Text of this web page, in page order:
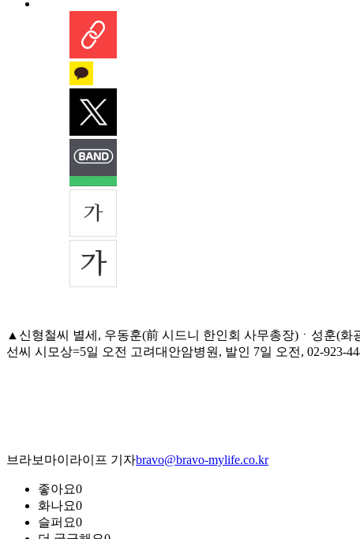
▲신형철씨 별세, 우동훈(前 시드니 한인회 사무총장)ㆍ성훈(
선씨 시모상=5일 오전 고려대안암병원, 발인 7일 오전, 02-923-
브라보마이라이프 기자bravo@bravo-mylife.co.kr
좋아요0
화나요0
슬퍼요0